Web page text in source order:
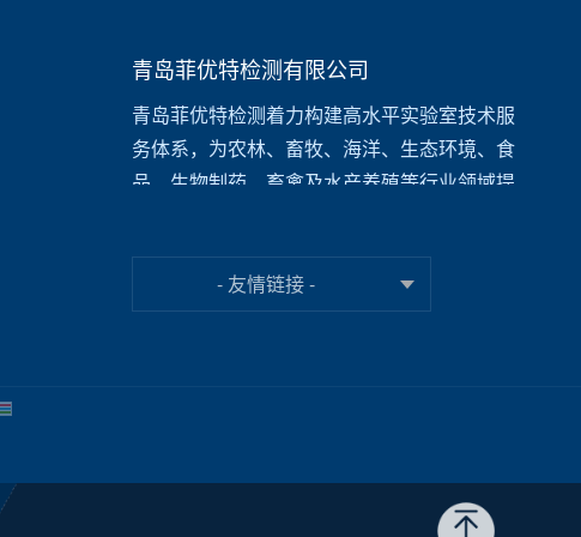
青岛菲优特检测有限公司
青岛菲优特检测着力构建高水平实验室技术服
务体系，为农林、畜牧、海洋、生态环境、食
品、生物制药、畜禽及水产养殖等行业领域提
学(短链脂肪酸/氨基酸分析)、环境检测(水质/土
壤/沉积物)、食品营养分析(糖类/风味物质)、植
- 友情链接 -